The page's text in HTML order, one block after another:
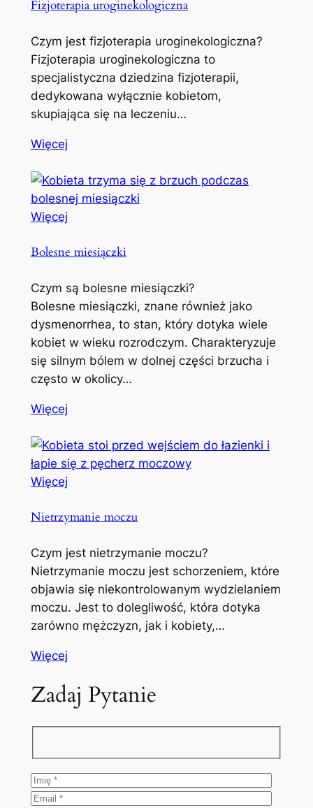
Fizjoterapia uroginekologiczna
Czym jest fizjoterapia uroginekologiczna?
Fizjoterapia uroginekologiczna to
specjalistyczna dziedzina fizjoterapii,
dedykowana wyłącznie kobietom,
skupiająca się na leczeniu…
Więcej
Więcej
Bolesne miesiączki
Czym są bolesne miesiączki?
Bolesne miesiączki, znane również jako
dysmenorrhea, to stan, który dotyka wiele
kobiet w wieku rozrodczym. Charakteryzuje
się silnym bólem w dolnej części brzucha i
często w okolicy…
Więcej
Więcej
Nietrzymanie moczu
Czym jest nietrzymanie moczu?
Nietrzymanie moczu jest schorzeniem, które
objawia się niekontrolowanym wydzielaniem
moczu. Jest to dolegliwość, która dotyka
zarówno mężczyzn, jak i kobiety,…
Więcej
Zadaj Pytanie